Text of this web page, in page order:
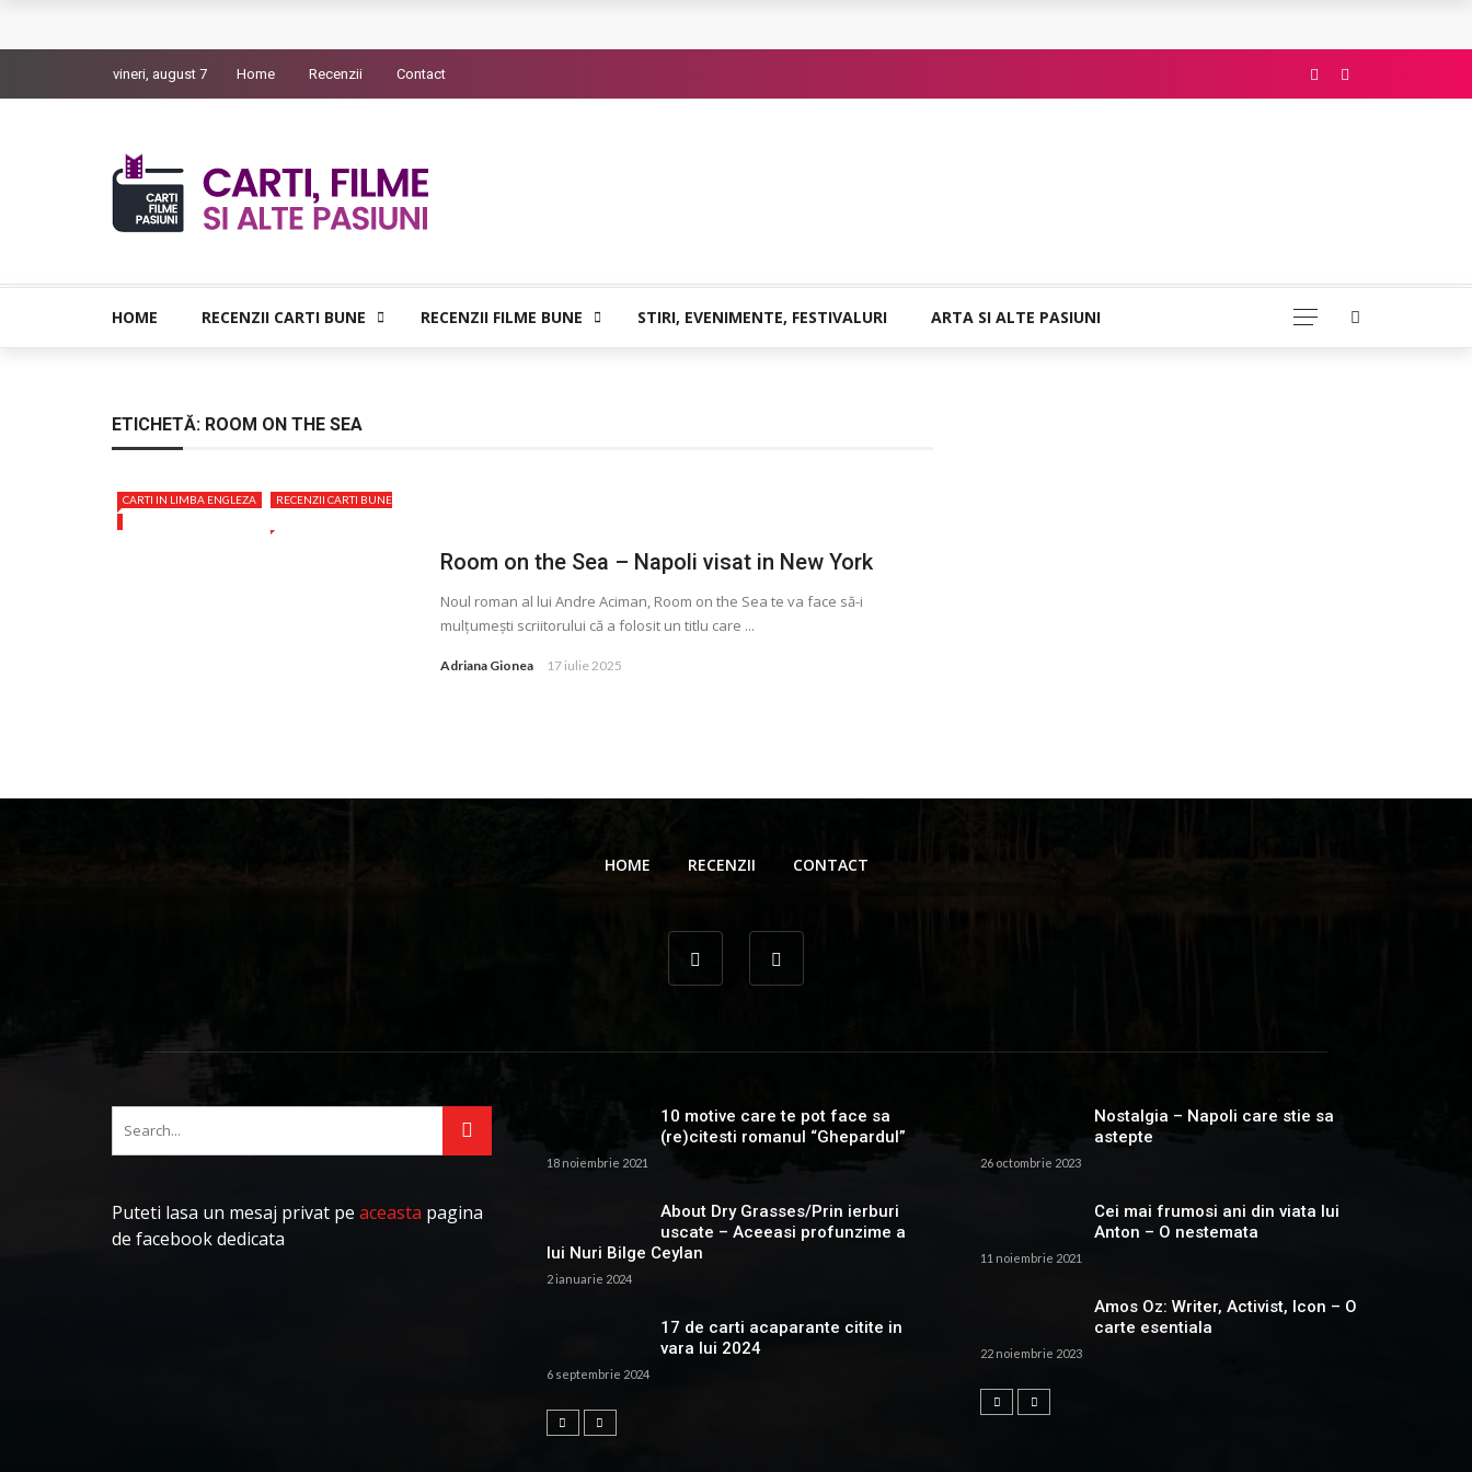
Bolla – O iubire interzisa din Pristina
Indragostitii de Franz K. – Justitiarii literaturii
Un artist al foamei – Prozele de la final
vineri, august 7 Home Recenzii Contact
HOME RECENZII CARTI BUNE RECENZII FILME BUNE STIRI, EVENIMENTE, FESTIVALURI ARTA SI ALTE PASIUNI
ETICHETĂ: ROOM ON THE SEA
CARTI IN LIMBA ENGLEZA RECENZII CARTI BUNE
Room on the Sea – Napoli visat in New York
Noul roman al lui Andre Aciman, Room on the Sea te va face să-i
mulţumești scriitorului că a folosit un titlu care ...
Adriana Gionea 17 iulie 2025
HOME RECENZII CONTACT
Puteti lasa un mesaj privat pe aceasta pagina
de facebook dedicata
10 motive care te pot face sa
(re)citesti romanul “Ghepardul”
18 noiembrie 2021
About Dry Grasses/Prin ierburi
uscate – Aceeasi profunzime a
lui Nuri Bilge Ceylan
2 ianuarie 2024
17 de carti acaparante citite in
vara lui 2024
6 septembrie 2024
Nostalgia – Napoli care stie sa
astepte
26 octombrie 2023
Cei mai frumosi ani din viata lui
Anton – O nestemata
11 noiembrie 2021
Amos Oz: Writer, Activist, Icon – O
carte esentiala
22 noiembrie 2023